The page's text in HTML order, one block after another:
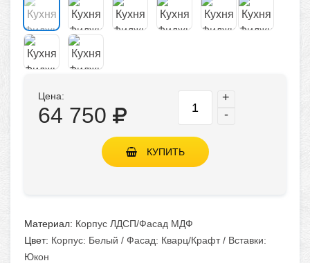
Цена:
64 750
+
-
КУПИТЬ
Материал: Корпус ЛДСП/Фасад МДФ
Цвет: Корпус: Белый / Фасад: Кварц/Крафт / Вставки:
Юкон